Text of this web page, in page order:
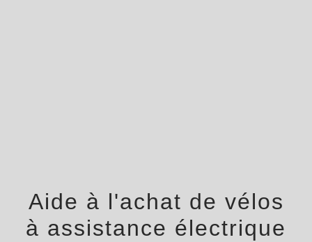
Aide à l'achat de vélos
à assistance électrique